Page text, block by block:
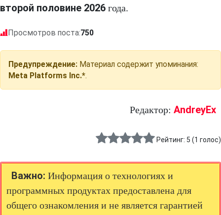
второй половине 2026 года.
Просмотров поста:750
Предупреждение: Материал содержит упоминания:
Meta Platforms Inc.*.
Редактор: AndreyEx
Рейтинг: 5 (1 голос)
Важно: Информация о технологиях и
программных продуктах предоставлена для
общего ознакомления и не является гарантией